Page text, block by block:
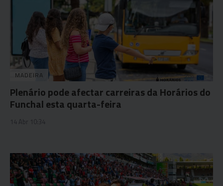
MADEIRA
Plenário pode afectar carreiras da Horários do
Funchal esta quarta-feira
14 Abr 10:34